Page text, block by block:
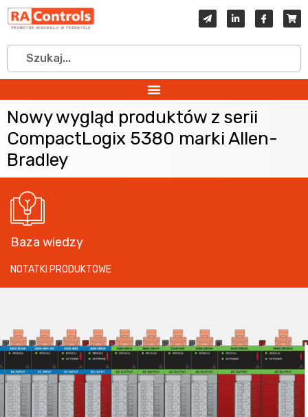
Baza wiedzy
NOTATKI PRODUKTOWE
Nowy wygląd produktów z serii
CompactLogix 5380 marki Allen-
Bradley